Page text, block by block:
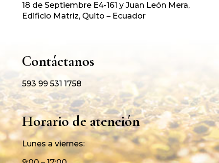
18 de Septiembre E4-161 y Juan León Mera,
Edificio Matriz, Quito – Ecuador
Contáctanos
593 99 531 1758
Horario de atención
Lunes a viernes: